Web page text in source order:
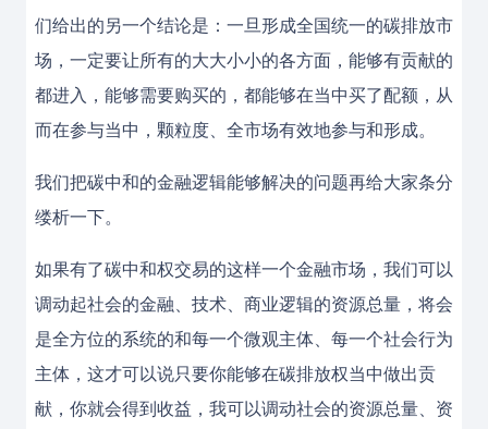
们给出的另一个结论是：一旦形成全国统一的碳排放市
场，一定要让所有的大大小小的各方面，能够有贡献的
都进入，能够需要购买的，都能够在当中买了配额，从
而在参与当中，颗粒度、全市场有效地参与和形成。
我们把碳中和的金融逻辑能够解决的问题再给大家条分
缕析一下。
如果有了碳中和权交易的这样一个金融市场，我们可以
调动起社会的金融、技术、商业逻辑的资源总量，将会
是全方位的系统的和每一个微观主体、每一个社会行为
主体，这才可以说只要你能够在碳排放权当中做出贡
献，你就会得到收益，我可以调动社会的资源总量、资